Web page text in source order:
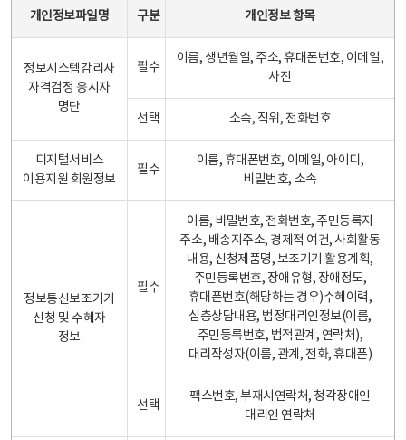
개인정보파일명 구분 개인정보 항목
정보시스템감리사
자격검정 응시자
명단
필수
이름, 생년월일, 주소, 휴대폰번호, 이메일,
사진
선택 소속, 직위, 전화번호
디지털서비스
이용지원 회원정보
필수
이름, 휴대폰번호, 이메일, 아이디,
비밀번호, 소속
정보통신보조기기
신청 및 수혜자
정보
필수
이름, 비밀번호, 전화번호, 주민등록지
주소, 배송지주소, 경제적 여건, 사회활동
내용, 신청제품명, 보조기기 활용계획,
주민등록번호, 장애유형, 장애정도,
휴대폰번호(해당하는 경우)수혜이력,
심층상담내용, 법정대리인정보(이름,
주민등록번호, 법적관계, 연락처),
대리작성자(이름, 관계, 전화, 휴대폰)
선택
팩스번호, 부재시연락처, 청각장애인
대리인 연락처